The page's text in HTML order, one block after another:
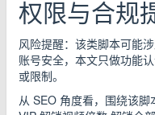
权限与合规
风险提醒：该类脚本可能
账号安全，本文只做功能
或限制。
从 SEO 角度看，围绕该